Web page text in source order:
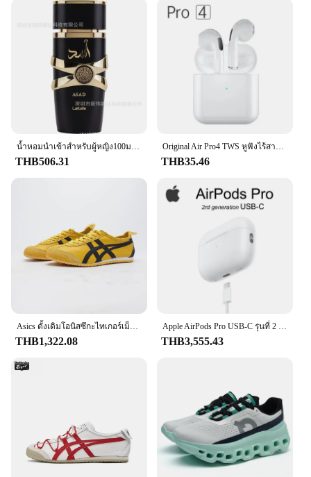
retention
Shape or Size or Weight or Quantity: Available in
various sizes and sets
Parts and Accessories: Includes a cap for secure
storage
Features:
### Elegant Craftsmanship and Design
Crafted with meticulous attention to detail, the
Origin Import Perfum collection is a testament to
exquisite design and style. Each bottle is made from
high-quality glass, offering a sleek and modern
shape and sophisticated design make these
perfumes not only functional but also a statement
### Versatile Usage and Gifting
Whether you're looking to enhance your personal
fragrance collection or searching for the perfect
gift, the Origin Import Perfum sets cater to a wide
range of needs. The perfumes are versatile, suitable
for both men and women, and can be used in
various scenarios, from casual outings to formal
events. The packaging options, including sets and
quantity for personal use or to share with friends
### Long-lasting Fragrance Retention
One of the standout features of the Origin Import
Perfum collection is its ability to retain fragrance
for an extended period. The perfumes are
formulated to ensure that the scent remains vibrant
น้ำหอมนำเข้าสำหรับผู้หญิง100มล. ยาวนานกลิ่นหอมสดชื่นและติดทนนาน1แพ็ค
THB506.31
Original Air Pro4 TWS หูฟังไร้สายบลูทูธหูฟังกีฬาหูฟัง Dual In Ear Mini ชุดหูฟังพร้อมไมโครโฟนอุปกรณ์เสริมโทรศัพท์
THB35.46
Asics ดั้งเดิมโอนิสซึกะไทเกอร์เม็กซิกัน66, เชือกรองเท้าเสือ Onitsuka ผู้หญิงผู้ชายรองเท้าผ้าใบ unisex
THB1,322.08
Apple AirPods Pro USB‐C รุ่นที่ 2 พร้อม MagSafe Active Noise Canceling หูฟังบลูทูธไร้สายของแท้ของแท้
THB3,555.43